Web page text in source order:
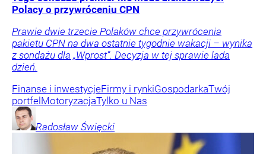
Polacy o przywróceniu CPN
Prawie dwie trzecie Polaków chce przywrócenia
pakietu CPN na dwa ostatnie tygodnie wakacji – wynika
z sondażu dla „Wprost”. Decyzja w tej sprawie lada
dzień.
Finanse i inwestycjeFirmy i rynkiGospodarkaTwój
portfel MotoryzacjaTylko u Nas
Radosław Święcki